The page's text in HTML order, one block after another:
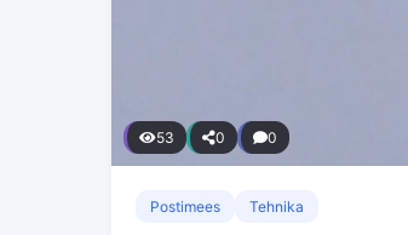
53 0 0
Postimees Tehnika